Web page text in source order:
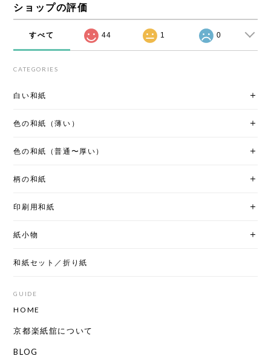
ショップの評価
すべて 44 1 0
CATEGORIES
白い和紙
色の和紙（薄い）
色の和紙（普通〜厚い）
柄の和紙
印刷用和紙
紙小物
和紙セット／折り紙
GUIDE
HOME
京都楽紙舘について
BLOG